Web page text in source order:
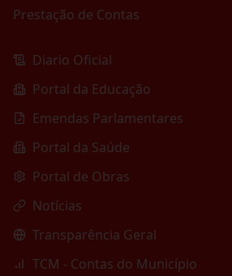
Prestação de Contas
Diario Oficial
Portal da Educação
Emendas Parlamentares
Portal da Saúde
Portal de Obras
Notícias
Transparência Geral
TCM - Contas do Município